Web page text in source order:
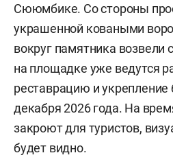
Сююмбике. Со стороны
украшенной коваными
вокруг памятника возвели
на площадке уже ведутся
реставрацию и
декабря 2026 года. На
закроют для туристов,
будет видно.